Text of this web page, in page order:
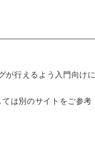
が行えるよう入門向けに
は別のサイトをご参考